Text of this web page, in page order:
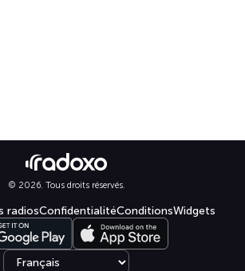
© 2026. Tous droits réservés.
radiosConfidentialitéConditionsWidgets
Select language